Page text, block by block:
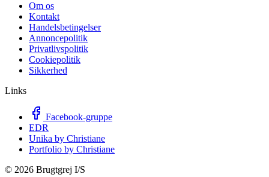
Om os
Kontakt
Handelsbetingelser
Annoncepolitik
Privatlivspolitik
Cookiepolitik
Sikkerhed
Links
Facebook-gruppe
EDR
Unika by Christiane
Portfolio by Christiane
© 2026 Brugtgrej I/S